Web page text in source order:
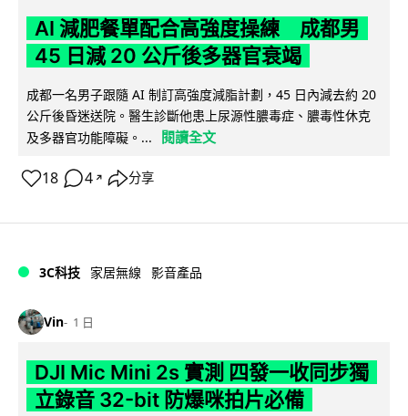
AI 減肥餐單配合高強度操練 成都男
45 日減 20 公斤後多器官衰竭
成都一名男子跟隨 AI 制訂高強度減脂計劃，45 日內減去約 20
公斤後昏迷送院。醫生診斷他患上尿源性膿毒症、膿毒性休克
及多器官功能障礙。...
閱讀全文
18 4 ↗ 分享
3C科技 家居無線 影音產品
Vin 1 日
DJI Mic Mini 2s 實測 四發一收同步獨
立錄音 32-bit 防爆咪拍片必備